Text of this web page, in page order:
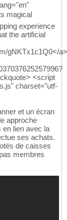
experience
the artificial
gNKTx1c1Q0</a>
<script
charset="utf-
et un écran
approche
en lien avec la
ses achats.
de caisses
membres